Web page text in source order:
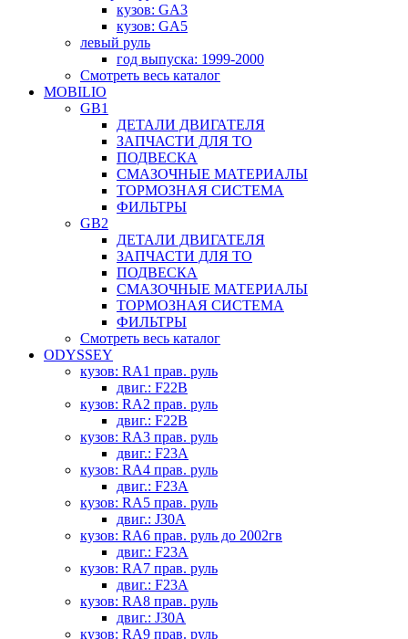
кузов: GA3
кузов: GA5
левый руль
год выпуска: 1999-2000
Смотреть весь каталог
MOBILIO
GB1
ДЕТАЛИ ДВИГАТЕЛЯ
ЗАПЧАСТИ ДЛЯ ТО
ПОДВЕСКА
СМАЗОЧНЫЕ МАТЕРИАЛЫ
ТОРМОЗНАЯ СИСТЕМА
ФИЛЬТРЫ
GB2
ДЕТАЛИ ДВИГАТЕЛЯ
ЗАПЧАСТИ ДЛЯ ТО
ПОДВЕСКА
СМАЗОЧНЫЕ МАТЕРИАЛЫ
ТОРМОЗНАЯ СИСТЕМА
ФИЛЬТРЫ
Смотреть весь каталог
ODYSSEY
кузов: RA1 прав. руль
двиг.: F22B
кузов: RA2 прав. руль
двиг.: F22B
кузов: RA3 прав. руль
двиг.: F23A
кузов: RA4 прав. руль
двиг.: F23A
кузов: RA5 прав. руль
двиг.: J30A
кузов: RA6 прав. руль до 2002гв
двиг.: F23A
кузов: RA7 прав. руль
двиг.: F23A
кузов: RA8 прав. руль
двиг.: J30A
кузов: RA9 прав. руль